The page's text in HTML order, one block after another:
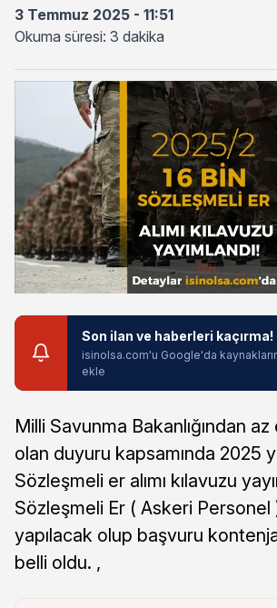
3 Temmuz 2025 - 11:51
Okuma süresi: 3 dakika
Son ilan ve haberleri kaçırma!
isinolsa.com'u Google'da
ekle
Milli Savunma Bakanlığından
olan duyuru kapsamında 2025
Sözleşmeli er alımı kılavuzu
Sözleşmeli Er ( Askeri Personel )
yapılacak olup başvuru
belli oldu. ,